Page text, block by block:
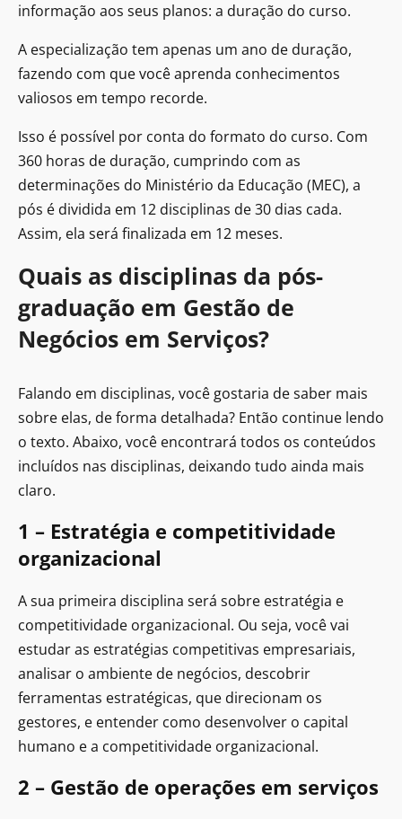
informação aos seus planos: a duração do curso.
A especialização tem apenas um ano de duração,
fazendo com que você aprenda conhecimentos
valiosos em tempo recorde.
Isso é possível por conta do formato do curso. Com
360 horas de duração, cumprindo com as
determinações do Ministério da Educação (MEC), a
pós é dividida em 12 disciplinas de 30 dias cada.
Assim, ela será finalizada em 12 meses.
Quais as disciplinas da pós-
graduação em Gestão de
Negócios em Serviços?
Falando em disciplinas, você gostaria de saber mais
sobre elas, de forma detalhada? Então continue lendo
o texto. Abaixo, você encontrará todos os conteúdos
incluídos nas disciplinas, deixando tudo ainda mais
claro.
1 – Estratégia e competitividade
organizacional
A sua primeira disciplina será sobre estratégia e
competitividade organizacional. Ou seja, você vai
estudar as estratégias competitivas empresariais,
analisar o ambiente de negócios, descobrir
ferramentas estratégicas, que direcionam os
gestores, e entender como desenvolver o capital
humano e a competitividade organizacional.
2 – Gestão de operações em serviços